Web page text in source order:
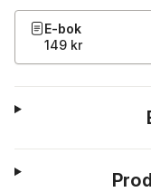
E-bok
149 kr